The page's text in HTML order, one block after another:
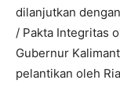
dilanjutkan
/ Pakta Integritas
Gubernur
pelantikan oleh